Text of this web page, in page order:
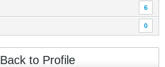
6
0
Back to Profile